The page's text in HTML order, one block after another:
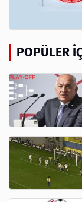
POPÜLER